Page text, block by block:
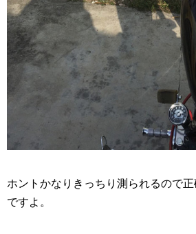
ホントかなりきっちり測られるので
ですよ。